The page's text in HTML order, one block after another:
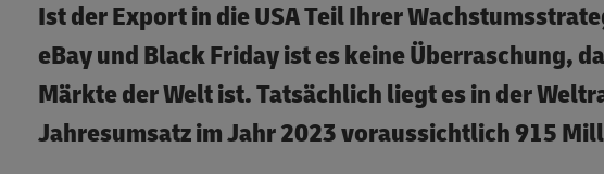
Ist der Export in die USA Teil Ihrer
eBay und Black Friday ist es keine Überraschung,
Märkte der Welt ist. Tatsächlich liegt es in der
Jahresumsatz im Jahr 2023 voraussichtlich 915